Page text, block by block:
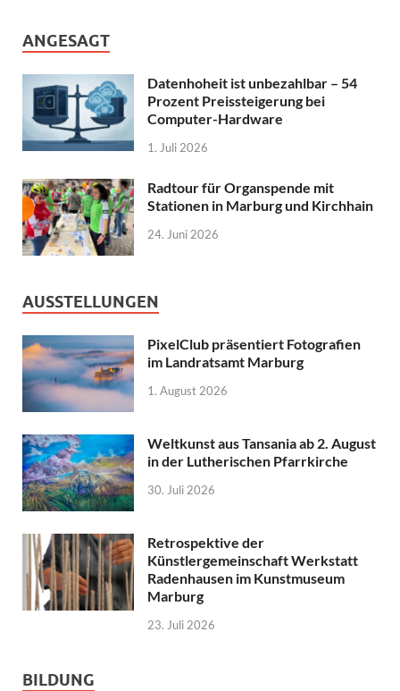
ANGESAGT
Datenhoheit ist unbezahlbar – 54
Prozent Preissteigerung bei
Computer-Hardware
1. Juli 2026
Radtour für Organspende mit
Stationen in Marburg und Kirchhain
24. Juni 2026
AUSSTELLUNGEN
PixelClub präsentiert Fotografien
im Landratsamt Marburg
1. August 2026
Weltkunst aus Tansania ab 2. August
in der Lutherischen Pfarrkirche
30. Juli 2026
Retrospektive der
Künstlergemeinschaft Werkstatt
Radenhausen im Kunstmuseum
Marburg
23. Juli 2026
BILDUNG